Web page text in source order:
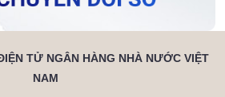
TỬ NGÂN HÀNG NHÀ NƯỚC VIỆT
NAM